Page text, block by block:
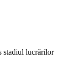
stadiul lucrărilor